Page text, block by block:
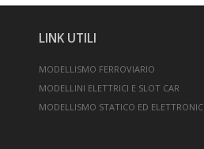
LINK UTILI
MODELLISMO FERROVIARIO
MODELLINI ELETTRICI E SLOT CAR
MODELLISMO STATICO ED